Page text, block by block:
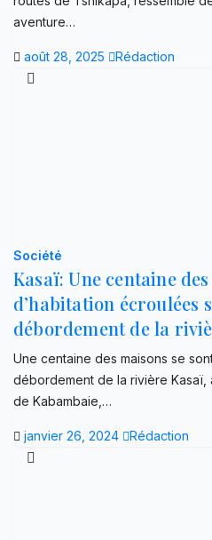
aventure…
août 28, 2025 Rédaction
Société
Kasaï: Une centaine
d’habitation écroulées
débordement de la
Une centaine des maisons se
débordement de la rivière Kasaï,
de Kabambaie,…
janvier 26, 2024 Rédaction